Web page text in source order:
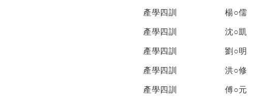
產學四訓 楊○儒
產學四訓 沈○凱
產學四訓 劉○明
產學四訓 洪○修
產學四訓 傅○元